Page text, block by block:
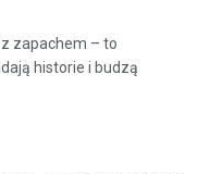
zapachem – to
historie i budzą